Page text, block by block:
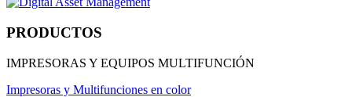
PRODUCTOS
IMPRESORAS Y EQUIPOS MULTIFUNCIÓN
Impresoras y Multifunciones en color